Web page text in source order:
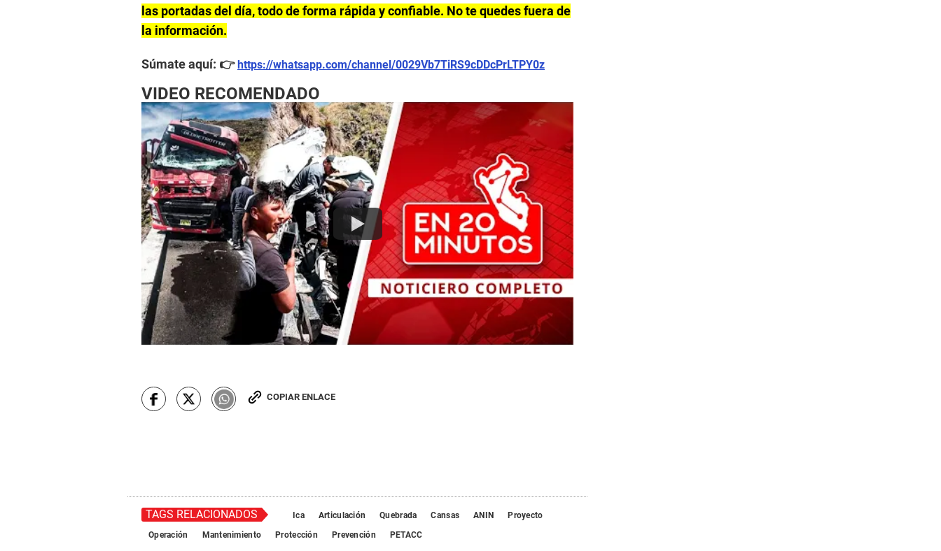
las portadas del día, todo de forma rápida y confiable. No te quedes fuera de
la información.
Súmate aquí: 👉 https://whatsapp.com/channel/0029Vb7TiRS9cDDcPrLTPY0z
VIDEO RECOMENDADO
COPIAR ENLACE
TAGS RELACIONADOS Ica Articulación Quebrada Cansas ANIN
Proyecto
Operación
Mantenimiento Protección Prevención PETACC